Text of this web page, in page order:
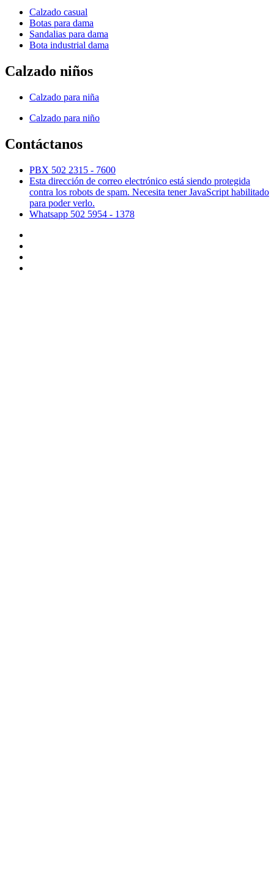
Calzado casual
Botas para dama
Sandalias para dama
Bota industrial dama
Calzado niños
Calzado para niña
Calzado para niño
Contáctanos
PBX 502 2315 - 7600
Esta dirección de correo electrónico está siendo protegida
contra los robots de spam. Necesita tener JavaScript habilitado
para poder verlo.
Whatsapp 502 5954 - 1378